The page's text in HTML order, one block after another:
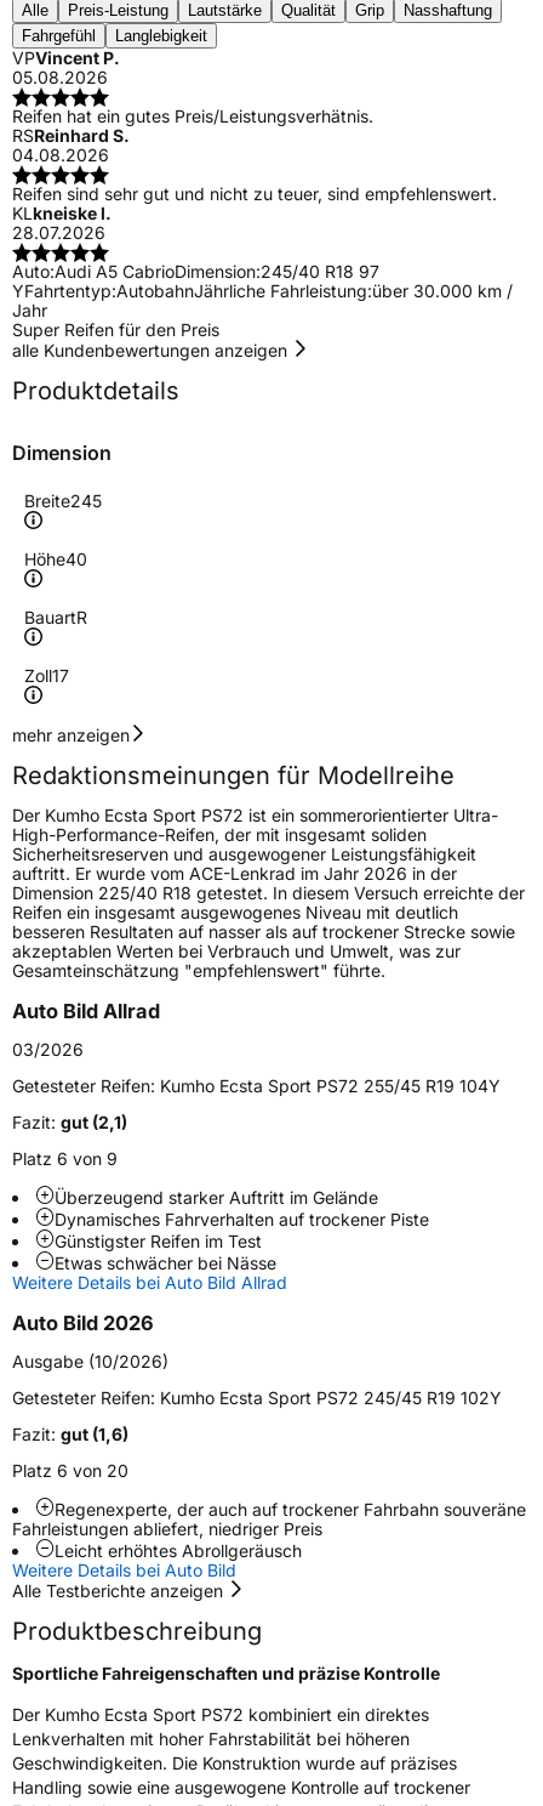
Alle Preis-Leistung Lautstärke Qualität Grip
Nasshaftung
Fahrgefühl
Langlebigkeit
VPVincent P.
05.08.2026
Reifen hat ein gutes Preis/Leistungsverhätnis.
RSReinhard S.
04.08.2026
Reifen sind sehr gut und nicht zu teuer, sind empfehlenswert.
KLkneiske l.
28.07.2026
Auto:Audi A5 CabrioDimension:245/40 R18 97
YFahrtentyp:AutobahnJährliche Fahrleistung:über 30.000 km /
Jahr
Super Reifen für den Preis
alle Kundenbewertungen anzeigen
Produktdetails
Dimension
Breite245
Höhe40
BauartR
Zoll17
Geschwindigkeitsindex
Höchstgeschwindigkeit
300 km/h
Lastindex95
Höchstlast690 kg
Generelle Merkmale
Fahrzeugtyp PKW
VerwendungSommerreifen
Modellname
FahrzeugartPKW & SUV
Weitere Eigenschaften
SchlauchtypTL
ZustandNeureifen
VerstärktXL
FelgenschutzFSL
EU Label
EffizienzC
NasshaftungA
Rollgeräusch (Klasse)B
Rollgeräusch (dB)72
Fahrzeugklasse C1
3PMSF / Schneeflockensymbol / Alpine-Symbol Nein
mehr anzeigen
Redaktionsmeinungen für Modellreihe
Der Kumho Ecsta Sport PS72 ist ein sommerorientierter Ultra-
High-Performance-Reifen, der mit insgesamt soliden
Sicherheitsreserven und ausgewogener Leistungsfähigkeit
auftritt. Er wurde vom ACE-Lenkrad im Jahr 2026 in der
Dimension 225/40 R18 getestet. In diesem Versuch erreichte der
Reifen ein insgesamt ausgewogenes Niveau mit deutlich
besseren Resultaten auf nasser als auf trockener Strecke sowie
akzeptablen Werten bei Verbrauch und Umwelt, was zur
Gesamteinschätzung "empfehlenswert" führte.
Auto Bild Allrad
03/2026
Getesteter Reifen: Kumho Ecsta Sport PS72 255/45 R19 104Y
Fazit: gut (2,1)
Platz 6 von 9
Überzeugend starker Auftritt im Gelände
Dynamisches Fahrverhalten auf trockener Piste
Günstigster Reifen im Test
Etwas schwächer bei Nässe
Weitere Details bei Auto Bild Allrad
Auto Bild 2026
Ausgabe (10/2026)
Getesteter Reifen: Kumho Ecsta Sport PS72 245/45 R19 102Y
Fazit: gut (1,6)
Platz 6 von 20
Regenexperte, der auch auf trockener Fahrbahn souveräne
Fahrleistungen abliefert, niedriger Preis
Leicht erhöhtes Abrollgeräusch
Weitere Details bei Auto Bild
Alle Testberichte anzeigen
Produktbeschreibung
Sportliche Fahreigenschaften und präzise Kontrolle
Der Kumho Ecsta Sport PS72 kombiniert ein direktes
Lenkverhalten mit hoher Fahrstabilität bei höheren
Geschwindigkeiten. Die Konstruktion wurde auf präzises
Handling sowie eine ausgewogene Kontrolle auf trockener